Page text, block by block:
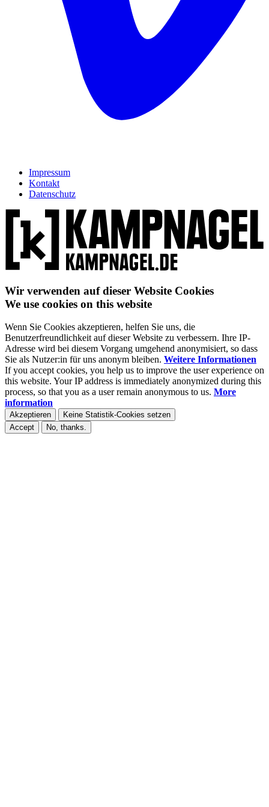
Impressum
Kontakt
Datenschutz
Wir verwenden auf dieser Website Cookies
We use cookies on this website
Wenn Sie Cookies akzeptieren, helfen Sie uns, die
Benutzerfreundlichkeit auf dieser Website zu verbessern. Ihre IP-
Adresse wird bei diesem Vorgang umgehend anonymisiert, so dass
Sie als Nutzer:in für uns anonym bleiben. Weitere Informationen
If you accept cookies, you help us to improve the user experience on
this website. Your IP address is immediately anonymized during this
process, so that you as a user remain anonymous to us. More
information